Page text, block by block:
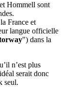
Hommell sont
France et
langue officielle
") dans la
n’est plus
serait donc
seul.